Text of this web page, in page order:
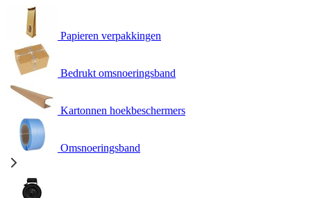
Papieren verpakkingen
Bedrukt omsnoeringsband
Kartonnen hoekbeschermers
Omsnoeringsband